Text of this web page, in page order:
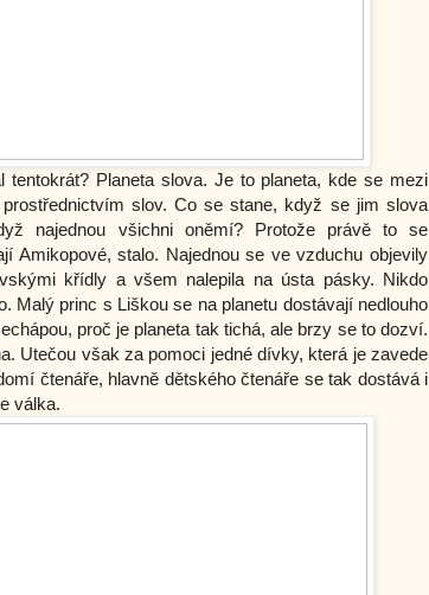
Planeta slova. Je to planeta, kde se mezi
slov. Co se stane, když se jim slova
najednou všichni oněmí? Protože právě to se
Amikopové, stalo. Najednou se ve vzduchu objevily
křídly a všem nalepila na ústa pásky. Nikdo
Malý princ s Liškou se na planetu dostávají nedlouho
proč je planeta tak tichá, ale brzy se to dozví.
Utečou však za pomoci jedné dívky, která je zavede
čtenáře, hlavně dětského čtenáře se tak dostává i
válka.